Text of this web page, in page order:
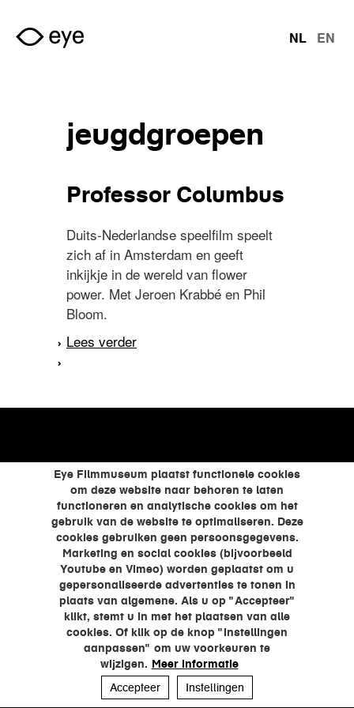
Overslaan en naar de inhoud gaan
Eye Filmmuseum plaatst functionele cookies
om deze website naar behoren te laten
functioneren en analytische cookies om het
gebruik van de website te optimaliseren. Deze
cookies gebruiken geen persoonsgegevens.
Marketing en social cookies (bijvoorbeeld
Youtube en Vimeo) worden geplaatst om u
gepersonaliseerde advertenties te tonen in
plaats van algemene. Als u op "Accepteer"
klikt, stemt u in met het plaatsen van alle
cookies. Of klik op de knop "Instellingen
aanpassen" om uw voorkeuren te
wijzigen. Meer informatie
Accepteer
Instellingen
talen
NL EN
jeugdgroepen
Professor Columbus
Duits-Nederlandse speelfilm speelt
zich af in Amsterdam en geeft
inkijkje in de wereld van flower
power. Met Jeroen Krabbé en Phil
Bloom.
Lees verder